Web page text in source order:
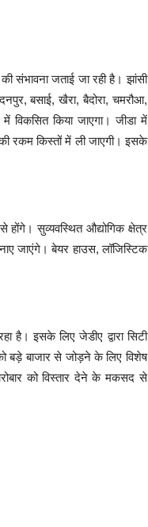
संभावना जताई जा रही है। झांसी
बसाई, खैरा, बैदोरा, चमरौआ,
में विकसित किया जाएगा। जीडा में
रकम किस्तों में ली जाएगी। इसके
सुव्यवस्थित औद्योगिक क्षेत्र
जाएंगे। बेयर हाउस, लॉजिस्टिक
है। इसके लिए जेडीए द्वारा सिटी
बड़े बाजार से जोड़ने के लिए विशेष
को विस्तार देने के मकसद से